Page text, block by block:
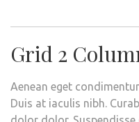
Grid 2
Aenean eget
Duis at iaculis nibh.